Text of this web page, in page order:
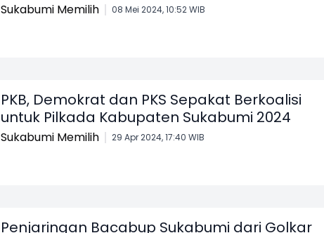
Sukabumi Memilih 08 Mei 2024, 10:52 WIB
PKB, Demokrat dan PKS Sepakat Berkoalisi
untuk Pilkada Kabupaten Sukabumi 2024
Sukabumi Memilih 29 Apr 2024, 17:40 WIB
Penjaringan Bacabup Sukabumi dari Golkar